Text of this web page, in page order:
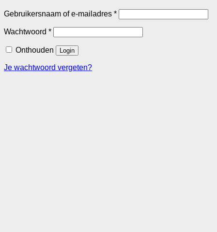
Gebruikersnaam of e-mailadres *Vereist
Wachtwoord *Vereist
Onthouden Login
Je wachtwoord vergeten?